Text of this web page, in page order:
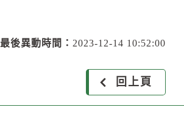
最後異動時間： 2023-12-14 10:52:00
回上頁